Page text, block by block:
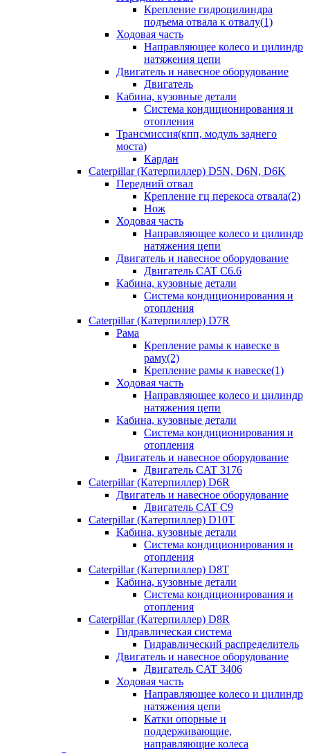
Крепление гидроцилиндра
подъема отвала к отвалу(1)
Ходовая часть
Направляющее колесо и цилиндр
натяжения цепи
Двигатель и навесное оборудование
Двигатель
Кабина, кузовные детали
Система кондиционирования и
отопления
Трансмиссия(кпп, модуль заднего
моста)
Кардан
Caterpillar (Катерпиллер) D5N, D6N, D6K
Передний отвал
Крепление гц перекоса отвала(2)
Нож
Ходовая часть
Направляющее колесо и цилиндр
натяжения цепи
Двигатель и навесное оборудование
Двигатель CAT C6.6
Кабина, кузовные детали
Система кондиционирования и
отопления
Caterpillar (Катерпиллер) D7R
Рама
Крепление рамы к навеске в
раму(2)
Крепление рамы к навеске(1)
Ходовая часть
Направляющее колесо и цилиндр
натяжения цепи
Кабина, кузовные детали
Система кондиционирования и
отопления
Двигатель и навесное оборудование
Двигатель CAT 3176
Caterpillar (Катерпиллер) D6R
Двигатель и навесное оборудование
Двигатель CAT C9
Caterpillar (Катерпиллер) D10T
Кабина, кузовные детали
Система кондиционирования и
отопления
Caterpillar (Катерпиллер) D8T
Кабина, кузовные детали
Система кондиционирования и
отопления
Caterpillar (Катерпиллер) D8R
Гидравлическая система
Гидравлический распределитель
Двигатель и навесное оборудование
Двигатель CAT 3406
Ходовая часть
Направляющее колесо и цилиндр
натяжения цепи
Катки опорные и
поддерживающие,
направляющие колеса